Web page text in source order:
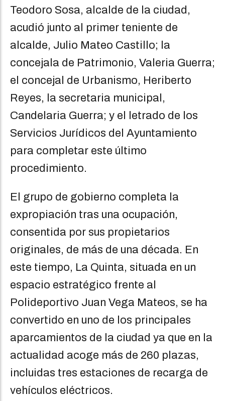
Teodoro Sosa, alcalde de la ciudad,
acudió junto al primer teniente de
alcalde, Julio Mateo Castillo; la
concejala de Patrimonio, Valeria Guerra;
el concejal de Urbanismo, Heriberto
Reyes, la secretaria municipal,
Candelaria Guerra; y el letrado de los
Servicios Jurídicos del Ayuntamiento
para completar este último
procedimiento.
El grupo de gobierno completa la
expropiación tras una ocupación,
consentida por sus propietarios
originales, de más de una década. En
este tiempo, La Quinta, situada en un
espacio estratégico frente al
Polideportivo Juan Vega Mateos, se ha
convertido en uno de los principales
aparcamientos de la ciudad ya que en la
actualidad acoge más de 260 plazas,
incluidas tres estaciones de recarga de
vehículos eléctricos.